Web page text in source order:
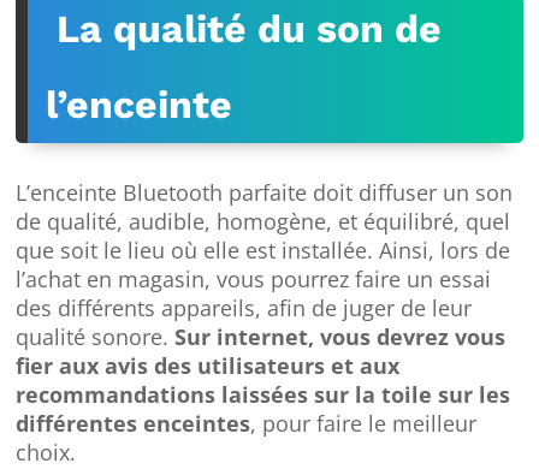
La qualité du son de
l’enceinte
L’enceinte Bluetooth parfaite doit diffuser un son
de qualité, audible, homogène, et équilibré, quel
que soit le lieu où elle est installée. Ainsi, lors de
l’achat en magasin, vous pourrez faire un essai
des différents appareils, afin de juger de leur
qualité sonore.Sur internet, vous devrez vous
fier aux avis des utilisateurs et aux
recommandations laissées sur la toile sur les
différentes enceintes, pour faire le meilleur
choix.